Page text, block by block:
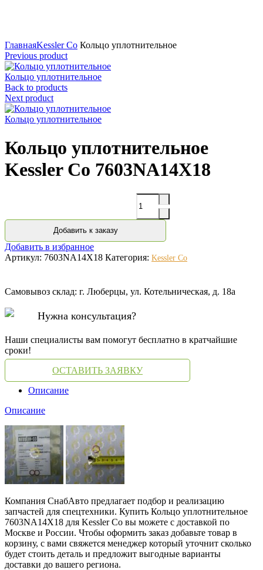
ГлавнаяKessler Co Кольцо уплотнительное
Previous product
Кольцо уплотнительное
Back to products
Next product
Кольцо уплотнительное
Кольцо уплотнительное
Kessler Co 7603NA14X18
Количество
Добавить к заказу
Добавить в избранное
Артикул: 7603NA14X18 Категория: Kessler Co
Самовывоз склад: г. Люберцы, ул. Котельническая, д. 18а
Нужна консультация?
Наши специалисты вам помогут бесплатно в кратчайшие
сроки!
ОСТАВИТЬ ЗАЯВКУ
Описание
Описание
Компания СнабАвто предлагает подбор и реализацию
запчастей для спецтехники. Купить Кольцо уплотнительное
7603NA14X18 для Kessler Co вы можете с доставкой по
Москве и России. Чтобы оформить заказ добавьте товар в
корзину, с вами свяжется менеджер который уточнит сколько
будет стоить деталь и предложит выгодные варианты
доставки до вашего региона.